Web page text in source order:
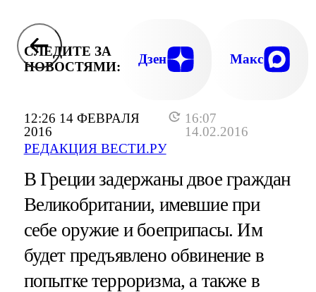
12:26 14 ФЕВРАЛЯ
2016
16:07
14.02.2016
РЕДАКЦИЯ ВЕСТИ.РУ
СЛЕДИТЕ ЗА
НОВОСТЯМИ:
Дзен Макс
В Греции задержаны двое граждан
Великобритании, имевшие при
себе оружие и боеприпасы. Им
будет предъявлено обвинение в
попытке терроризма, а также в